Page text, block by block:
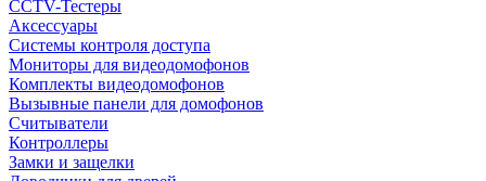
CCTV-Тестеры
Аксессуары
Системы контроля доступа
Мониторы для видеодомофонов
Комплекты видеодомофонов
Вызывные панели для домофонов
Считыватели
Контроллеры
Замки и защелки